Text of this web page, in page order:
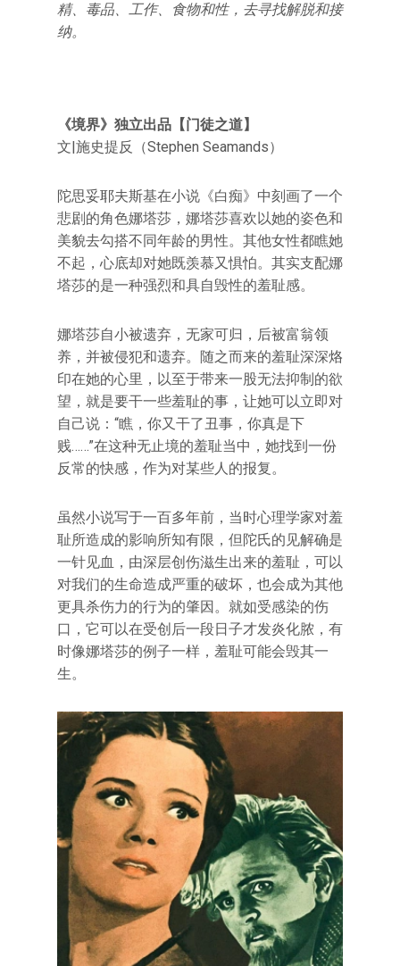
精、毒品、工作、食物和性，去寻找解脱和接
纳。
《境界》独立出品【门徒之道】
文|施史提反（Stephen Seamands）
陀思妥耶夫斯基在小说《白痴》中刻画了一个
悲剧的角色娜塔莎，娜塔莎喜欢以她的姿色和
美貌去勾搭不同年龄的男性。其他女性都瞧她
不起，心底却对她既羡慕又惧怕。其实支配娜
塔莎的是一种强烈和具自毁性的羞耻感。
娜塔莎自小被遗弃，无家可归，后被富翁领
养，并被侵犯和遗弃。随之而来的羞耻深深烙
印在她的心里，以至于带来一股无法抑制的欲
望，就是要干一些羞耻的事，让她可以立即对
自己说：“瞧，你又干了丑事，你真是下
贱……”在这种无止境的羞耻当中，她找到一份
反常的快感，作为对某些人的报复。
虽然小说写于一百多年前，当时心理学家对羞
耻所造成的影响所知有限，但陀氏的见解确是
一针见血，由深层创伤滋生出来的羞耻，可以
对我们的生命造成严重的破坏，也会成为其他
更具杀伤力的行为的肇因。就如受感染的伤
口，它可以在受创后一段日子才发炎化脓，有
时像娜塔莎的例子一样，羞耻可能会毁其一
生。